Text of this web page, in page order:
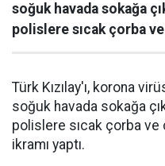
soğuk havada sokağa
polislere sıcak çorba
Türk Kızılay'ı, korona
soğuk havada sokağa
polislere sıcak çorba ve
ikramı yaptı.